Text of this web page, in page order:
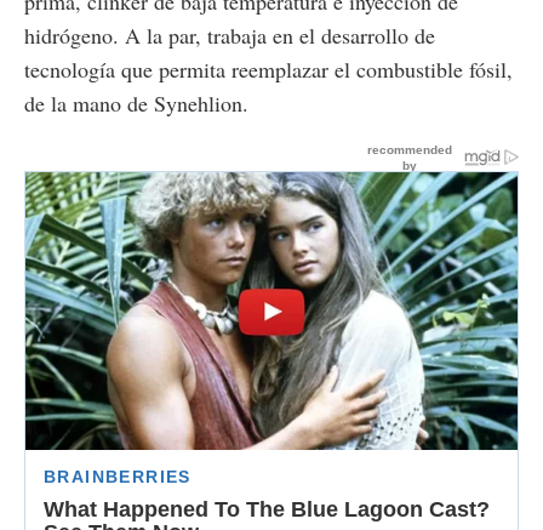
hidrógeno. A la par, trabaja en el desarrollo de
tecnología que permita reemplazar el combustible fósil,
de la mano de Synehlion.